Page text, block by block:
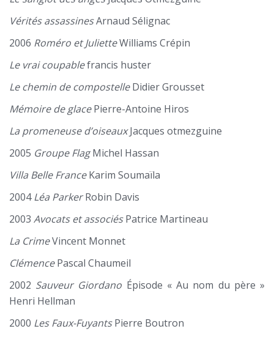
Vérités assassinesArnaud Sélignac
2006 Roméro et JulietteWilliams Crépin
Le vrai coupablefrancis huster
Le chemin de compostelleDidier Grousset
Mémoire de glacePierre-Antoine Hiros
La promeneuse d’oiseauxJacques otmezguine
2005 Groupe FlagMichel Hassan
Villa Belle FranceKarim Soumaïla
2004Léa ParkerRobin Davis
2003 Avocats et associésPatrice Martineau
La CrimeVincent Monnet
ClémencePascal Chaumeil
2002 Sauveur Giordano Épisode « Au nom du père »
Henri Hellman
2000 Les Faux-FuyantsPierre Boutron